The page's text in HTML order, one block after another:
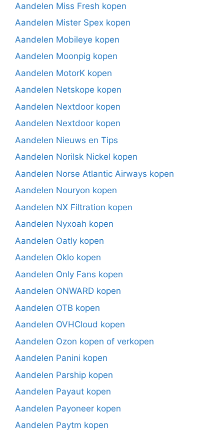
Aandelen Miss Fresh kopen
Aandelen Mister Spex kopen
Aandelen Mobileye kopen
Aandelen Moonpig kopen
Aandelen MotorK kopen
Aandelen Netskope kopen
Aandelen Nextdoor kopen
Aandelen Nextdoor kopen
Aandelen Nieuws en Tips
Aandelen Norilsk Nickel kopen
Aandelen Norse Atlantic Airways kopen
Aandelen Nouryon kopen
Aandelen NX Filtration kopen
Aandelen Nyxoah kopen
Aandelen Oatly kopen
Aandelen Oklo kopen
Aandelen Only Fans kopen
Aandelen ONWARD kopen
Aandelen OTB kopen
Aandelen OVHCloud kopen
Aandelen Ozon kopen of verkopen
Aandelen Panini kopen
Aandelen Parship kopen
Aandelen Payaut kopen
Aandelen Payoneer kopen
Aandelen Paytm kopen